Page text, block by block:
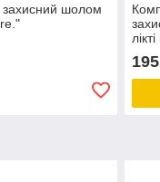
захисний шолом
195